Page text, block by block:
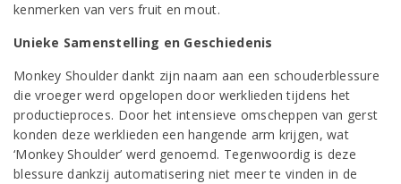
kenmerken van vers fruit en mout.
Unieke Samenstelling en Geschiedenis
Monkey Shoulder dankt zijn naam aan een schouderblessure
die vroeger werd opgelopen door werklieden tijdens het
productieproces. Door het intensieve omscheppen van gerst
konden deze werklieden een hangende arm krijgen, wat
‘Monkey Shoulder’ werd genoemd. Tegenwoordig is deze
blessure dankzij automatisering niet meer te vinden in de